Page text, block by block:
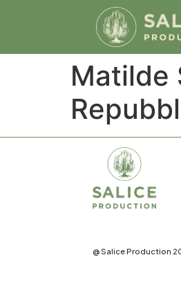
Matilde
@ Salice Production